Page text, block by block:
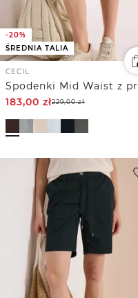
-20%
ŚREDNIA TALIA
CECIL
183,00 zł229,00zł